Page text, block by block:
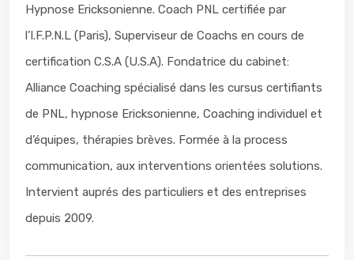
Hypnose Ericksonienne. Coach PNL certifiée par
l’I.F.P.N.L (Paris), Superviseur de Coachs en cours de
certification C.S.A (U.S.A). Fondatrice du cabinet:
Alliance Coaching spécialisé dans les cursus certifiants
de PNL, hypnose Ericksonienne, Coaching individuel et
d’équipes, thérapies brèves. Formée à la process
communication, aux interventions orientées solutions.
Intervient auprés des particuliers et des entreprises
depuis 2009.